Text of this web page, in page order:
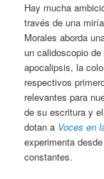
Hay mucha
través de una
Morales aborda
un calidoscopio
apocalipsis, la
respectivos
relevantes para
de su escritura y
dotan a Voces en
experimenta
constantes.